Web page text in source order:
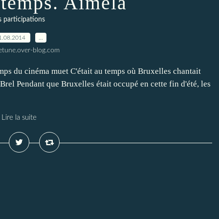
participations
blog.com
du cinéma muet C'était au temps où Bruxelles chantait
Pendant que Bruxelles était occupé en cette fin d'été, les
Lire la suite